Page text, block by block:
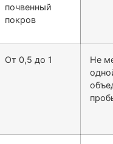
почвенный
покров
От 0,5 до 1
Не